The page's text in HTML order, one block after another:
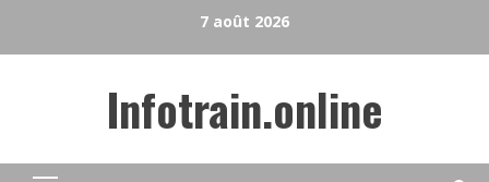
7 août 2026
Infotrain.online